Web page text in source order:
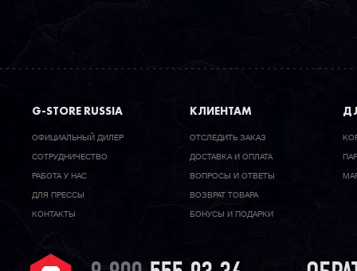
G-STORE RUSSIA
ОФИЦИАЛЬНЫЙ ДИЛЕР
CОТРУДНИЧЕСТВО
РАБОТА У НАС
ДЛЯ ПРЕССЫ
КОНТАКТЫ
КЛИЕНТАМ
ОТСЛЕДИТЬ ЗАКАЗ
ДОСТАВКА И ОПЛАТА
ВОПРОСЫ И ОТВЕТЫ
ВОЗВРАТ ТОВАРА
БОНУСЫ И ПОДАРКИ